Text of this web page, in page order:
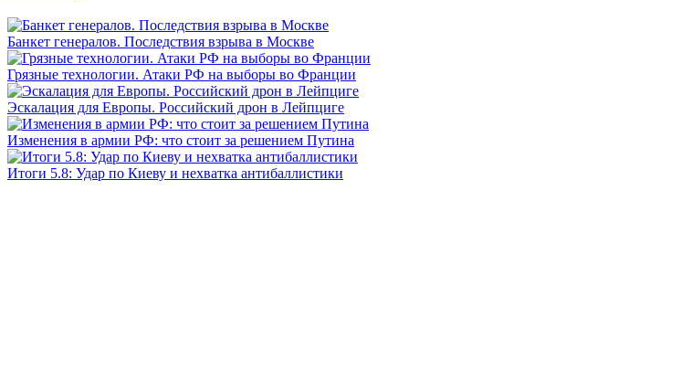
Банкет генералов. Последствия взрыва в Москве
Грязные технологии. Атаки РФ на выборы во Франции
Эскалация для Европы. Российский дрон в Лейпциге
Изменения в армии РФ: что стоит за решением Путина
Итоги 5.8: Удар по Киеву и нехватка антибаллистики